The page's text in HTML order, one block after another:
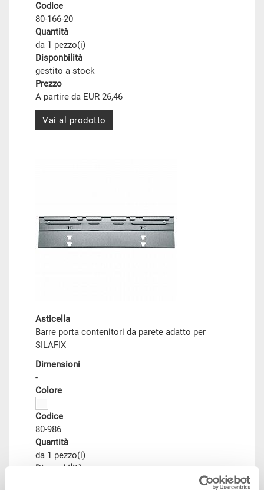
Codice
80-166-20
Quantità
da 1 pezzo(i)
Disponbilità
gestito a stock
Prezzo
A partire da EUR 26,46
Vai al prodotto
Asticella
Barre porta contenitori da parete adatto per
SILAFIX
Dimensioni
-
Colore
Codice
80-986
Quantità
da 1 pezzo(i)
Disponbilità